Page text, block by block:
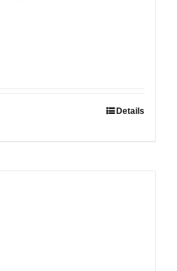
Details